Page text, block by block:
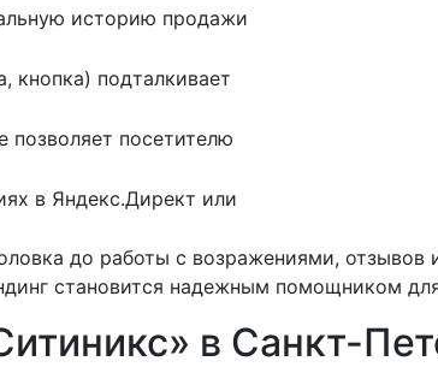
историю продажи
кнопка) подталкивает
посетителю
в Яндекс.Директ или
до работы с возражениями,
становится надежным помощником
в Санкт-